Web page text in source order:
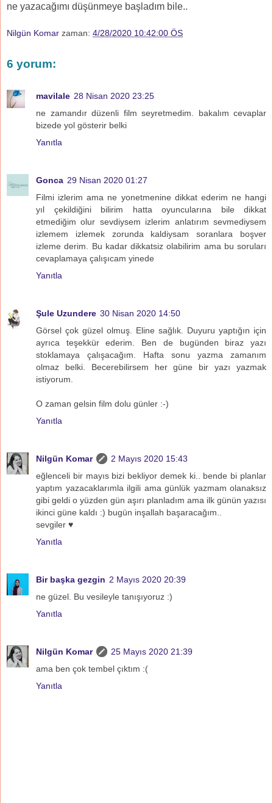
ne yazacağımı düşünmeye başladım bile..
Nilgün Komar zaman: 4/28/2020 10:42:00 ÖS
6 yorum:
mavilale 28 Nisan 2020 23:25
ne zamandır düzenli film seyretmedim. bakalım cevaplar
bizede yol gösterir belki
Yanıtla
Gonca 29 Nisan 2020 01:27
Filmi izlerim ama ne yonetmenine dikkat ederim ne hangi
yıl çekildiğini bilirim hatta oyuncularına bile dikkat
etmediğim olur sevdiysem izlerim anlatırım sevmediysem
izlemem izlemek zorunda kaldiysam soranlara boşver
izleme derim. Bu kadar dikkatsiz olabilirim ama bu soruları
cevaplamaya çalışıcam yinede
Yanıtla
Şule Uzundere 30 Nisan 2020 14:50
Görsel çok güzel olmuş. Eline sağlık. Duyuru yaptığın için
ayrıca teşekkür ederim. Ben de bugünden biraz yazı
stoklamaya çalışacağım. Hafta sonu yazma zamanım
olmaz belki. Becerebilirsem her güne bir yazı yazmak
istiyorum.
O zaman gelsin film dolu günler :-)
Yanıtla
Nilgün Komar
2 Mayıs 2020 15:43
eğlenceli bir mayıs bizi bekliyor demek ki.. bende bi planlar
yaptım yazacaklarımla ilgili ama günlük yazmam olanaksız
gibi geldi o yüzden gün aşırı planladım ama ilk günün yazısı
ikinci güne kaldı :) bugün inşallah başaracağım..
sevgiler ♥
Yanıtla
Bir başka gezgin 2 Mayıs 2020 20:39
ne güzel. Bu vesileyle tanışıyoruz :)
Yanıtla
Nilgün Komar
25 Mayıs 2020 21:39
ama ben çok tembel çıktım :(
Yanıtla